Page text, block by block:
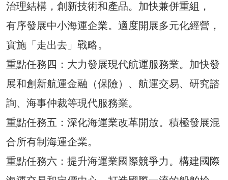
治理結構，創新技術和產品。加快兼併重組，
有序發展中小海運企業。適度開展多元化經營，
實施「走出去」戰略。
重點任務四：大力發展現代航運服務業。加快發
展和創新航運金融（保險）、航運交易、研究諮
詢、海事仲裁等現代服務業。
重點任務五：深化海運業改革開放。積極發展混
合所有制海運企業。
重點任務六：提升海運業國際競爭力。構建國際